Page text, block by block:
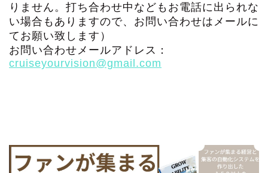
りません。打ち合わせ中などもお電話に出られな
い場合もありますので、お問い合わせはメールに
てお願い致します）
お問い合わせメールアドレス：
cruiseyourvision@gmail.com